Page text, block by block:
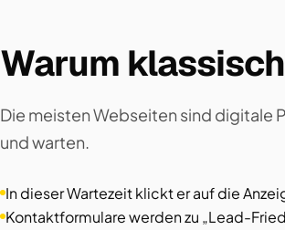
Warum
Die meisten Webseiten sind digitale
und warten.
In dieser Wartezeit klickt er auf die
Kontaktformulare werden zu „Lead-